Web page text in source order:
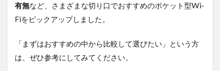
1.1.1
20GB～
100GB
向けお
すすめ
ポケッ
有無など、さまざまな切り口でおすすめのポケット型Wi-
Fiをピックアップしました。
「まずはおすすめの中から比較して選びたい」という方
は、ぜひ参考にしてみてください。